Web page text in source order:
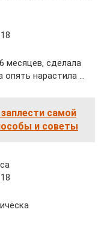
месяцев, сделала
опять нарастила …
заплести самой
и советы